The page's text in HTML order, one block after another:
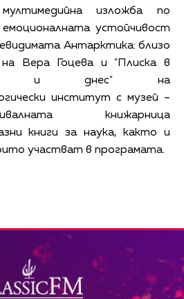
изложба по
устойчивост
Антарктика: близо
Вера Гоцева и "Плиска в
и днес" на
институт с музей –
книжарница
книги за наука, както и
участват в програмата.